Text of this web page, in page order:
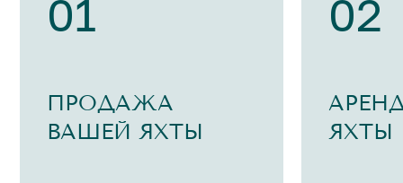
01
ПРОДАЖА
ВАШЕЙ ЯХТЫ
02
ЯХТЫ